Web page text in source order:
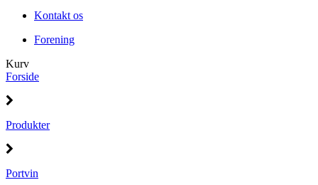
Kontakt os
Forening
Kurv
Forside
Produkter
Portvin